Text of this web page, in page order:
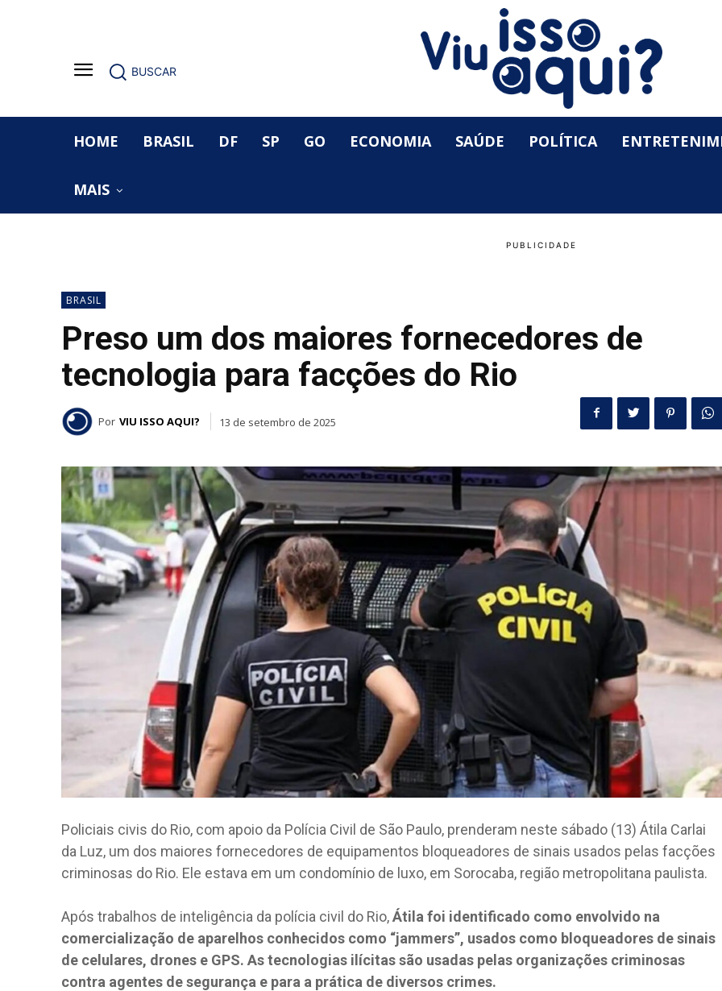
BUSCAR
HOME BRASIL DF SP GO ECONOMIA SAÚDE POLÍTICA
MAIS
BRASIL
Preso um dos maiores fornecedores de
tecnologia para facções do Rio
Por VIU ISSO AQUI? 13 de setembro de 2025
Policiais civis do Rio, com apoio da Polícia Civil de São Paulo, prenderam neste sábado (13) Átila Carlai
da Luz, um dos maiores fornecedores de equipamentos bloqueadores de sinais usados pelas facções
criminosas do Rio. Ele estava em um condomínio de luxo, em Sorocaba, região metropolitana paulista.
Após trabalhos de inteligência da polícia civil do Rio,Átila foi identificado como envolvido na
comercialização de aparelhos conhecidos como “jammers”, usados como bloqueadores de sinais
de celulares, drones e GPS. As tecnologias ilícitas são usadas pelas organizações criminosas
contra agentes de segurança e para a prática de diversos crimes.